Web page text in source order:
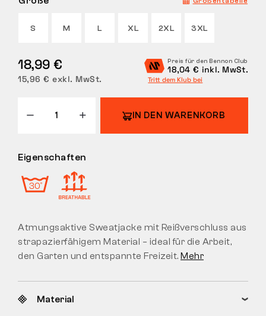
S M L XL 2XL 3XL
18,99 €
15,96 € exkl. MwSt.
Preis für den Bennon Club
18,04 € inkl. MwSt.
Tritt dem Klub bei
IN DEN WARENKORB
Eigenschaften
Atmungsaktive Sweatjacke mit Reißverschluss aus
strapazierfähigem Material – ideal für die Arbeit,
den Garten und entspannte Freizeit. Mehr
Material